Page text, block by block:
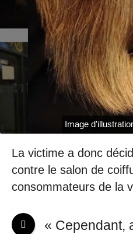
Image
La victime a donc
contre le salon de
consommateurs de la
« Cependant,